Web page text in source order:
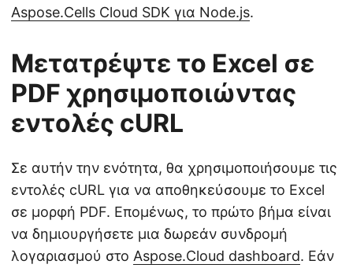
Aspose.Cells Cloud SDK για Node.js.
Μετατρέψτε το Excel σε
PDF χρησιμοποιώντας
εντολές cURL
Σε αυτήν την ενότητα, θα χρησιμοποιήσουμε τις
εντολές cURL για να αποθηκεύσουμε το Excel
σε μορφή PDF. Επομένως, το πρώτο βήμα είναι
να δημιουργήσετε μια δωρεάν συνδρομή
λογαριασμού στο Aspose.Cloud dashboard. Εάν